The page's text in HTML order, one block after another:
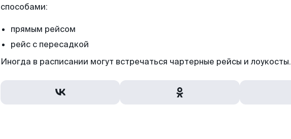
способами:
прямым рейсом
рейс с пересадкой
Иногда в расписании могут встречаться чартерные рейсы и лоукосты.